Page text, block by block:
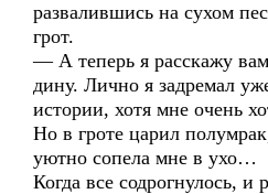
развалившись на сухом
грот.
— А теперь я расскажу
дину. Лично я задремал
истории, хотя мне очень
Но в гроте царил
уютно сопела мне в ухо…
Когда все содрогнулось, и